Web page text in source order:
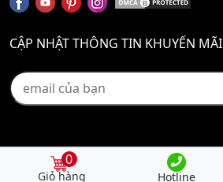
CẬP NHẬT THÔNG TIN KHUYẾN MÃI
0
Hotline